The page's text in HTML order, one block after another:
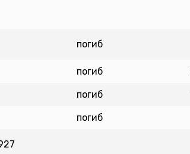
погиб
погиб
погиб
погиб